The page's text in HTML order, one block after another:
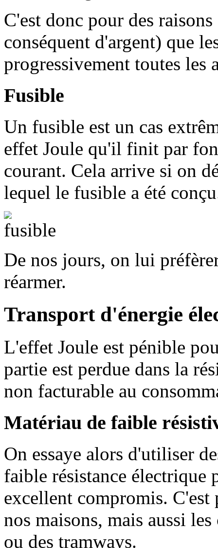
C'est donc pour des
conséquent d'argent) que
progressivement toutes les
Fusible
Un fusible est un cas
effet Joule qu'il finit par
courant. Cela arrive si on
lequel le fusible a été
De nos jours, on lui
réarmer.
Transport d'énergie
L'effet Joule est pénible
partie est perdue dans la
non facturable au
Matériau de faible
On essaye alors d'utiliser
faible résistance électrique
excellent compromis.
nos maisons, mais aussi
ou des tramways.